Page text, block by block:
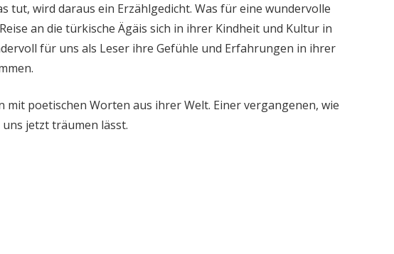
tut, wird daraus ein Erzählgedicht. Was für eine wundervolle
an die türkische Ägäis sich in ihrer Kindheit und Kultur in
für uns als Leser ihre Gefühle und Erfahrungen in ihrer
poetischen Worten aus ihrer Welt. Einer vergangenen, wie
jetzt träumen lässt.